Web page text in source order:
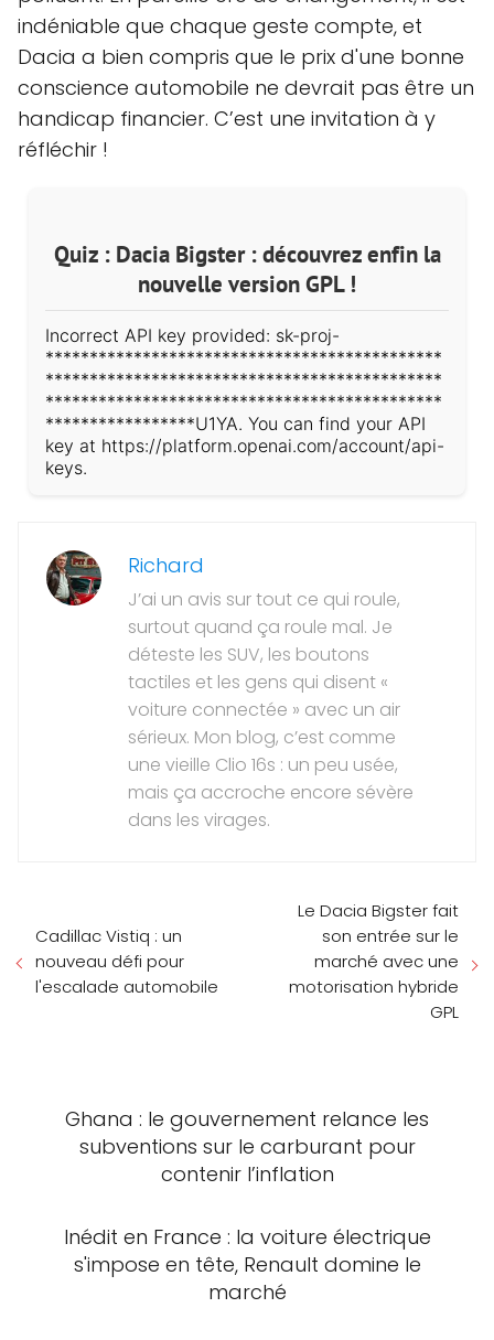
indéniable que chaque geste compte, et
Dacia a bien compris que le prix d'une bonne
conscience automobile ne devrait pas être un
handicap financier. C’est une invitation à y
réfléchir !
Quiz : Dacia Bigster : découvrez enfin la
nouvelle version GPL !
Incorrect API key provided: sk-proj-
*********************************************
*********************************************
*********************************************
*****************U1YA. You can find your API
key at https://platform.openai.com/account/api-
keys.
Richard
J’ai un avis sur tout ce qui roule,
surtout quand ça roule mal. Je
déteste les SUV, les boutons
tactiles et les gens qui disent «
voiture connectée » avec un air
sérieux. Mon blog, c’est comme
une vieille Clio 16s : un peu usée,
mais ça accroche encore sévère
dans les virages.
Cadillac Vistiq : un
nouveau défi pour
l'escalade automobile
Le Dacia Bigster fait
son entrée sur le
marché avec une
motorisation hybride
GPL
Ghana : le gouvernement relance les
subventions sur le carburant pour
contenir l’inflation
Inédit en France : la voiture électrique
s'impose en tête, Renault domine le
marché